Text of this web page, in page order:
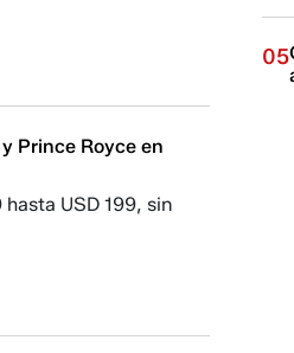
Prince Royce en
USD 199, sin
05